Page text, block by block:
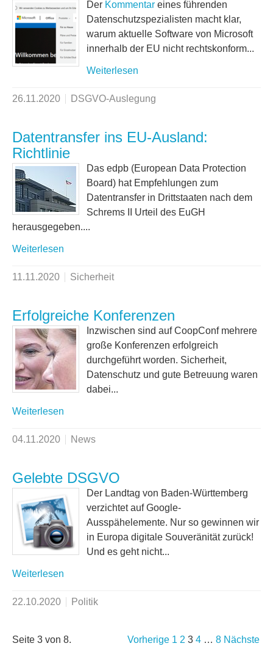
Der Kommentar eines führenden
Datenschutzspezialisten macht klar,
warum aktuelle Software von Microsoft
innerhalb der EU nicht rechtskonform...
Weiterlesen
26.11.2020 DSGVO-Auslegung
Datentransfer ins EU-Ausland:
Richtlinie
Das edpb (European Data Protection
Board) hat Empfehlungen zum
Datentransfer in Drittstaaten nach dem
Schrems II Urteil des EuGH
herausgegeben....
Weiterlesen
11.11.2020 Sicherheit
Erfolgreiche Konferenzen
Inzwischen sind auf CoopConf mehrere
große Konferenzen erfolgreich
durchgeführt worden. Sicherheit,
Datenschutz und gute Betreuung waren
dabei...
Weiterlesen
04.11.2020 News
Gelebte DSGVO
Der Landtag von Baden-Württemberg
verzichtet auf Google-
Ausspähelemente. Nur so gewinnen wir
in Europa digitale Souveränität zurück!
Und es geht nicht...
Weiterlesen
22.10.2020 Politik
Seite 3 von 8. Vorherige 1 2 3 4 … 8 Nächste